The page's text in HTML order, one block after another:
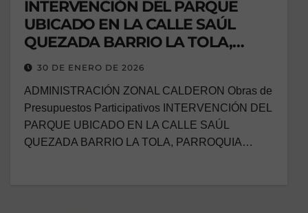
INTERVENCIÓN DEL PARQUE
UBICADO EN LA CALLE SAÚL
QUEZADA BARRIO LA TOLA,
PARROQUIA CALDERÓN
30 DE ENERO DE 2026
ADMINISTRACIÓN ZONAL CALDERON Obras de
Presupuestos Participativos INTERVENCIÓN DEL
PARQUE UBICADO EN LA CALLE SAÚL
QUEZADA BARRIO LA TOLA, PARROQUIA…